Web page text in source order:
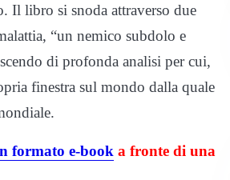
Il libro si snoda attraverso due
“un nemico subdolo e
di profonda analisi per cui,
finestra sul mondo dalla quale
formato e-book a fronte di una